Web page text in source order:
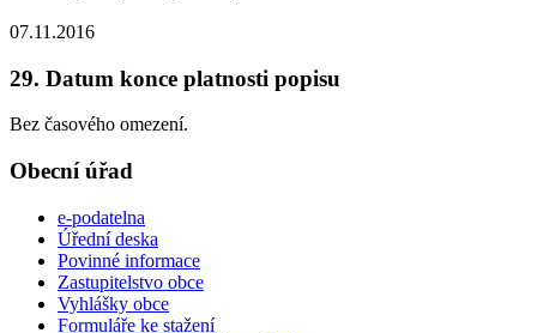
07.11.2016
29. Datum konce platnosti popisu
Bez časového omezení.
Obecní úřad
e-podatelna
Úřední deska
Povinné informace
Zastupitelstvo obce
Vyhlášky obce
Formuláře ke stažení